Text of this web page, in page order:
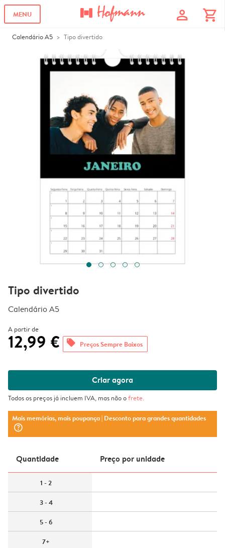
MENU profile shopping_cart
Calendário A5 Tipo divertido
Tipo divertido
Calendário A5
A partir de
12,99 € offers Preços Sempre Baixos
Criar agora
Todos os preços já incluem IVA, mas não ofrete.
Mais memórias, mais poupança| Desconto para grandes quantidades
question_mark_circle
Quantidade Preço por unidade
1 - 2
3 - 4
5 - 6
7+